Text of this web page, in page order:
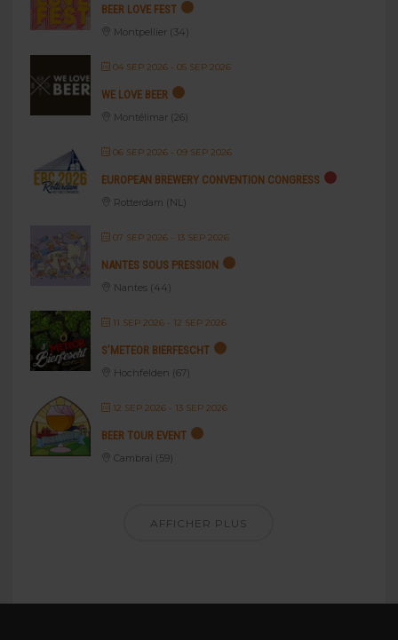
BEER LOVE FEST
Montpellier (34)
04 SEP 2026- 05 SEP 2026
WE LOVE BEER
Montélimar (26)
06 SEP 2026- 09 SEP 2026
EUROPEAN BREWERY CONVENTION CONGRESS
Rotterdam (NL)
07 SEP 2026- 13 SEP 2026
NANTES SOUS PRESSION
Nantes (44)
11 SEP 2026- 12 SEP 2026
S’METEOR BIERFESCHT
Hochfelden (67)
12 SEP 2026- 13 SEP 2026
BEER TOUR EVENT
Cambrai (59)
AFFICHER PLUS